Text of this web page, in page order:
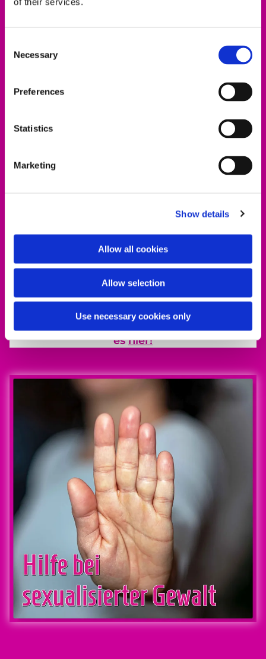
Selection
Necessary
Preferences
Statistics
Marketing
Show details
Allow all cookies
Allow selection
Use necessary cookies only
Alle Infos zum Engagement-Förderpreis gibt
eshier!